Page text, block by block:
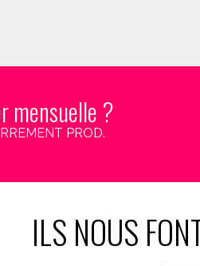
mensuelle ?
PROD.
ILS NOUS